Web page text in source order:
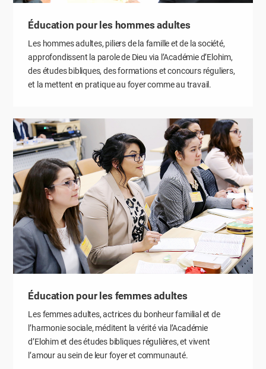
Éducation pour les hommes adultes
Les hommes adultes, piliers de la famille et de la société,
approfondissent la parole de Dieu via l’Académie d’Elohim,
des études bibliques, des formations et concours réguliers,
et la mettent en pratique au foyer comme au travail.
Éducation pour les femmes adultes
Les femmes adultes, actrices du bonheur familial et de
l’harmonie sociale, méditent la vérité via l’Académie
d’Elohim et des études bibliques régulières, et vivent
l’amour au sein de leur foyer et communauté.